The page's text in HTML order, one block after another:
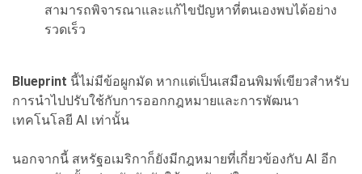
สามารถพิจารณาและแก้ไขปัญหาที่ตนเองพบได้อย่าง
รวดเร็ว
Blueprint นี้ไม่มีข้อผูกมัด หากแต่เป็นเสมือนพิมพ์เขียวสำหรับ
การนำไปปรับใช้กับการออกกฎหมายและการพัฒนา
เทคโนโลยี AI เท่านั้น
นอกจากนี้ สหรัฐอเมริกาก็ยังมีกฎหมายที่เกี่ยวข้องกับ AI อีก